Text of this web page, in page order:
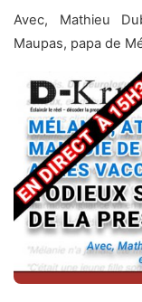
Avec, Mathieu
Maupas, papa de